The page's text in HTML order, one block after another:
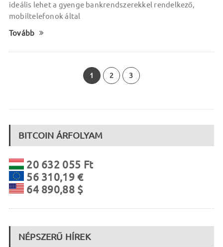
ideális lehet a gyenge bankrendszerekkel rendelkező,
mobiltelefonok által
Tovább
1 2 3
BITCOIN ÁRFOLYAM
20 632 055 Ft
56 310,19 €
64 890,88 $
NÉPSZERŰ HÍREK